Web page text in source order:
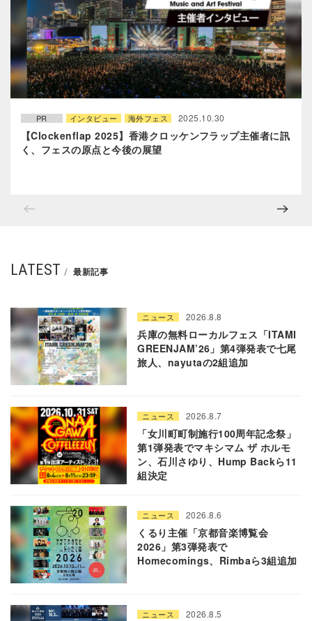
PR インタビュー 海外フェス 2025.10.30
【Clockenflap 2025】香港クロッケンフラップ主催者に訊
く、フェスの原点と今後の展望
LATEST 最新記事
ニュース 2026.8.8
兵庫の無料ローカルフェス「ITAMI
GREENJAM’26」第4弾発表で七尾
旅人、nayutaの2組追加
ニュース 2026.8.7
「女川町町制施行100周年記念祭」
第1弾発表でマキシマム ザ ホルモ
ン、石川さゆり、Hump Backら11
組決定
ニュース 2026.8.6
くるり主催「京都音楽博覧会
2026」第3弾発表で
Homecomings、Rimbaら3組追加
ニュース 2026.8.5